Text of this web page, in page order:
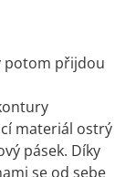
potom přijdou
materiál ostrý
pásek. Díky
se od sebe